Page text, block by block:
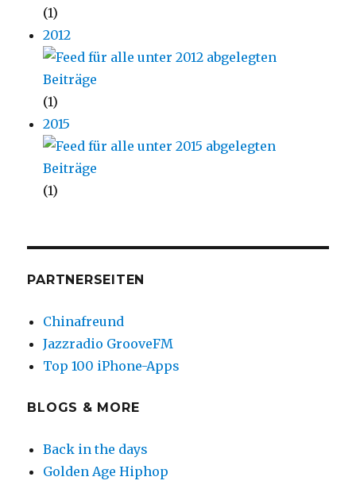
(1)
2012
(1)
2015
(1)
PARTNERSEITEN
Chinafreund
Jazzradio GrooveFM
Top 100 iPhone-Apps
BLOGS & MORE
Back in the days
Golden Age Hiphop